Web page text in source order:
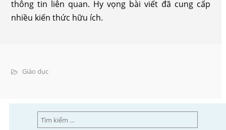
Tìm
kiếm
thông tin liên quan. Hy vọng bài viết đã cung cấp
nhiều kiến thức hữu ích.
Giáo dục